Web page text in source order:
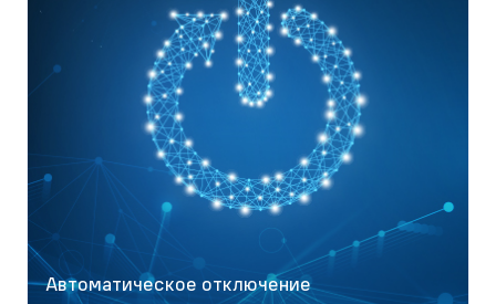
Автоматическое отключение